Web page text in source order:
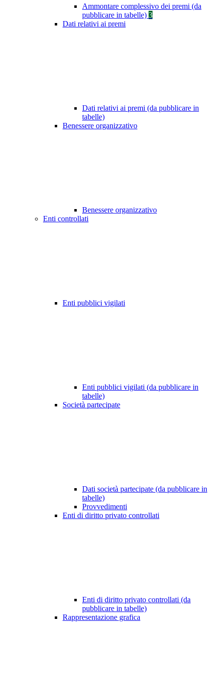
Ammontare complessivo dei premi (da
pubblicare in tabelle) 3
Dati relativi ai premi
Dati relativi ai premi (da pubblicare in
tabelle)
Benessere organizzativo
Benessere organizzativo
Enti controllati
Enti pubblici vigilati
Enti pubblici vigilati (da pubblicare in
tabelle)
Società partecipate
Dati società partecipate (da pubblicare in
tabelle)
Provvedimenti
Enti di diritto privato controllati
Enti di diritto privato controllati (da
pubblicare in tabelle)
Rappresentazione grafica